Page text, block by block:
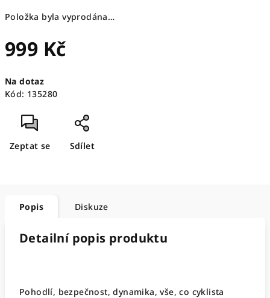
Položka byla vyprodána…
999 Kč
cena:
Na dotaz
Kód: 135280
Zeptat se Sdílet
Popis Diskuze
Detailní popis produktu
Pohodlí, bezpečnost, dynamika, vše, co cyklista